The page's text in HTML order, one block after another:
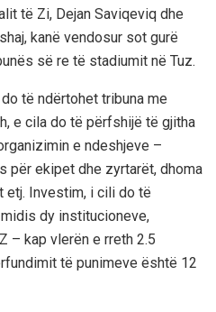
të Zi, Dejan Saviqeviq dhe
kanë vendosur sot gurë
së re të stadiumit në Tuz.
të ndërtohet tribuna me
e cila do të përfshijë të gjitha
e ndeshjeve –
për ekipet dhe zyrtarët, dhoma
etj. Investim, i cili do të
dy institucioneve,
– kap vlerën e rreth 2.5
të punimeve është 12